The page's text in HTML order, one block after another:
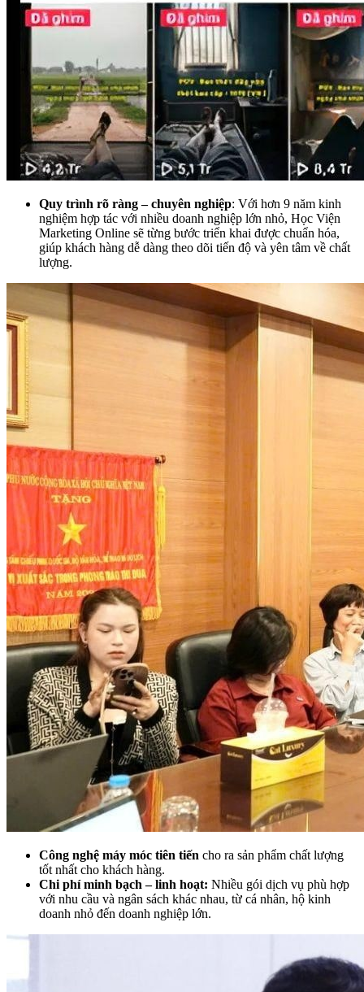
Quy trình rõ ràng – chuyên nghiệp: Với hơn 9 năm kinh
nghiệm hợp tác với nhiều doanh nghiệp lớn nhỏ, Học Viện
Marketing Online sẽ từng bước triển khai được chuẩn hóa,
giúp khách hàng dễ dàng theo dõi tiến độ và yên tâm về chất
lượng.
Công nghệ máy móc tiên tiến cho ra sản phẩm chất lượng
tốt nhất cho khách hàng.
Chi phí minh bạch – linh hoạt: Nhiều gói dịch vụ phù hợp
với nhu cầu và ngân sách khác nhau, từ cá nhân, hộ kinh
doanh nhỏ đến doanh nghiệp lớn.